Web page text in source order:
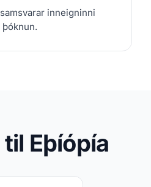
inneigninni
Eþíópía